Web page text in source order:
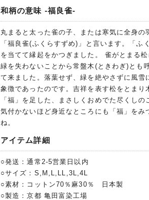
和柄の意味 -福良雀-
丸まると太った雀の子、または寒気に全身の
「福良雀(ふくらすずめ)」と言います。「ふ
を当てて縁起をかつぎました。 雀がとまる
緑を失わないことから常盤木(ときわぎ)とも
て来ました。落葉せず、緑を絶やさずに風雪
象徴であったのです。吉祥を表す松をとまり
「福」を足した、まさしくおめでた尽くし
気付かないほど身近なところにも「福」をみ
ね。
アイテム詳細
○発送：通常2-5営業日以内
○サイズ：S,M,L,LL,3L,4L
○素材：コットン70％麻30％ 日本製
○製造：京都 亀田富染工場